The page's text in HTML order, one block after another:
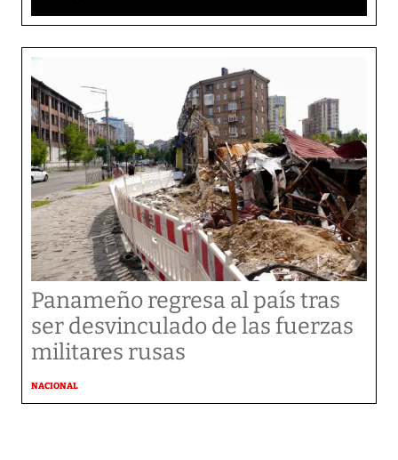
Panameño regresa al país tras
ser desvinculado de las fuerzas
militares rusas
NACIONAL